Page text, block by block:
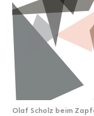
Olaf Scholz beim